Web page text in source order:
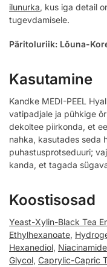
ilunurka, kus iga detail
tugevdamisele.
Päritoluriik: Lõuna-
Kasutamine
Kandke MEDI-PEEL
vatipadjale ja pühkige
dekoltee piirkonda, et
nahka, kasutades seda
puhastusprotseduuri;
kanda, et tagada
Koostisosad
Yeast-Xylin-Black Tea
Ethylhexanoate,
Hexanediol, Niacinamide
Glycol, Caprylic-Capric